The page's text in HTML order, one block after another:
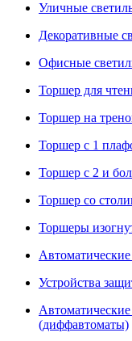
Уличные
Декоративные
Офисные
Торшер для
Торшер на
Торшер с 1
Торшер с 2 и
Торшер со
Торшеры
Устройства
(диффавтоматы)